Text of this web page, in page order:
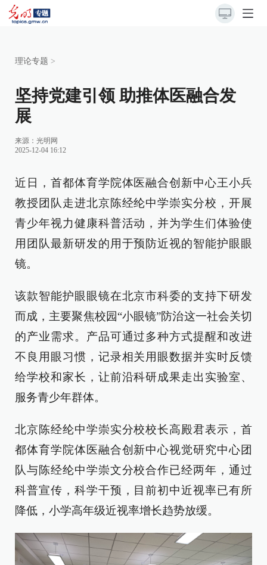
理论专题 >
坚持党建引领 助推体医融合发
展
来源： 光明网
2025-12-04 16:12
近日，首都体育学院体医融合创新中心王小兵
教授团队走进北京陈经纶中学崇实分校，开展
青少年视力健康科普活动，并为学生们体验使
用团队最新研发的用于预防近视的智能护眼眼
镜。
该款智能护眼眼镜在北京市科委的支持下研发
而成，主要聚焦校园“小眼镜”防治这一社会关切
的产业需求。产品可通过多种方式提醒和改进
不良用眼习惯，记录相关用眼数据并实时反馈
给学校和家长，让前沿科研成果走出实验室、
服务青少年群体。
北京陈经纶中学崇实分校校长高殿君表示，首
都体育学院体医融合创新中心视觉研究中心团
队与陈经纶中学崇文分校合作已经两年，通过
科普宣传，科学干预，目前初中近视率已有所
降低，小学高年级近视率增长趋势放缓。